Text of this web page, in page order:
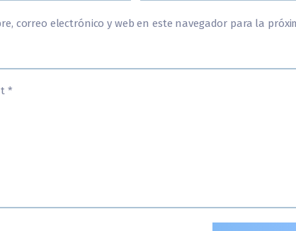
correo electrónico y web en este navegador para la